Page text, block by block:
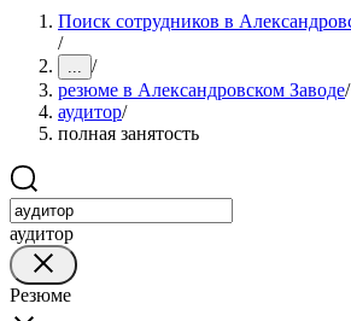
Поиск сотрудников в
/
... /
резюме в Александровском Заводе/
аудитор/
полная занятость
аудитор
Резюме